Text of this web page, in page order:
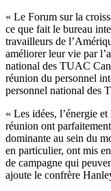
« Le Forum sur la
ce que fait le bureau
travailleurs de
améliorer leur vie par
national des TUAC
réunion du personnel
personnel national des
« Les idées, l’énergie
réunion ont
dominante au sein du
en particulier, ont mis
de campagne qui
ajoute le confrère